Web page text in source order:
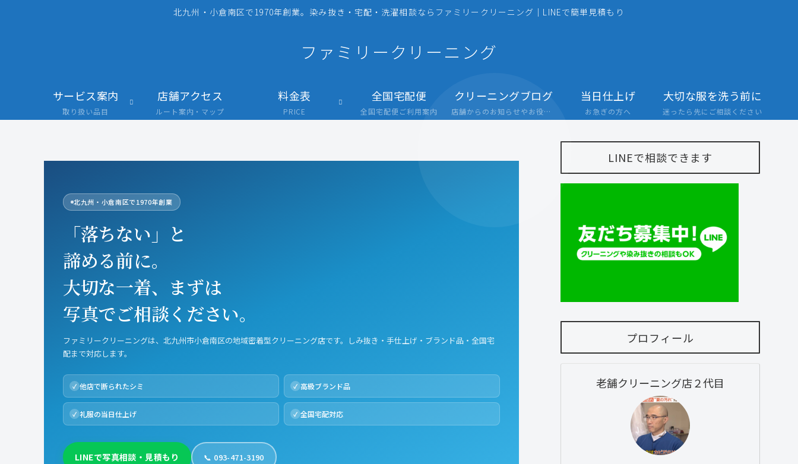
北九州・小倉南区で1970年創業。染み抜き・宅配・洗濯相談ならファミリークリーニング｜LINEで簡単見積もり
ファミリークリーニング
サービス案内
取り扱い品目
店舗アクセス
ルート案内・マップ
料金表
PRICE
全国宅配便
全国宅配便ご利用案内
クリーニングブログ
店舗からのお知らせやお役立ち情報
当日仕上げ
お急ぎの方へ
大切な服を洗う前に
迷ったら先にご相談ください
北九州・小倉南区で1970年創業
「落ちない」と
諦める前に。
大切な一着、まずは
写真でご相談ください。
ファミリークリーニングは、北九州市小倉南区の地域密着型クリーニング店です。しみ抜き・手仕上げ・ブランド品・全国宅
配まで対応します。
他店で断られたシミ 高級ブランド品
礼服の当日仕上げ 全国宅配対応
LINEで写真相談・見積もり 📞 093-471-3190
LINEで相談できます
プロフィール
老舗クリーニング店２代目